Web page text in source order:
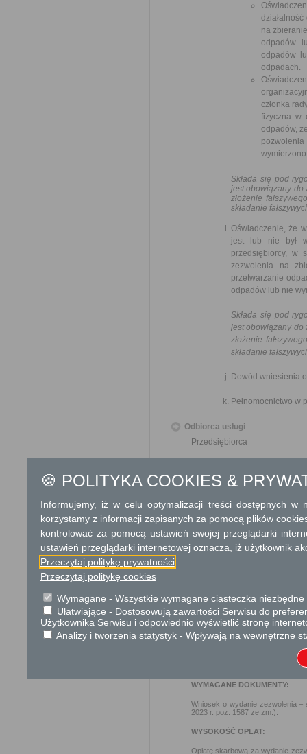
na
odpadów
odpadów
odpadach.
członka
fizyczna w
odpadów,
Składa się pod
jest obowiązany do
złożenie
składanie
Oświadczenie, że
jest lub nie był
przedsiębiorcy, w
zezwolenia na
przetwarzanie
odpadów lub nie
Składa się pod
jest obowiązany do
złożenie
składanie
Dowód wniesienia
Pełnomocnictwo w
Odbiorca usługi
Przedsiębiorca
Sprawa załatwiana jest
zawieszenia postępowania
od organu).
W przypadku spraw
Ustawa z dnia 14 czerwca
Ustawa z dnia 16 listopada
Ustawa z dnia 27 kwietnia
Ustawa z dnia 6 marca
Ustawa z dnia 14 grudnia
Rozporządzenie Ministra
WYMAGANE DOKUMENTY:
Wniosek o wydanie zezwolenia
2023 r. poz. 1587 ze zm.).
WYSOKOŚĆ OPŁAT:
Opłatę skarbową za wydanie
🍪 POLITYKA COOKIES &
Informujemy, iż w celu optymalizacji treści dostępnych w
korzystamy z informacji zapisanych za pomocą plików
kontrolować za pomocą ustawień swojej przeglądarki
ustawień przeglądarki internetowej oznacza, iż użytkownik
Przeczytaj politykę prywatności
Przeczytaj politykę cookies
Wymagane - Wszystkie wymagane ciasteczka
Ułatwiające - Dostosowują zawartości Serwisu do
Użytkownika Serwisu i odpowiednio wyświetlić stronę
Analizy i tworzenia statystyk - Wpływają na wewnętrzne